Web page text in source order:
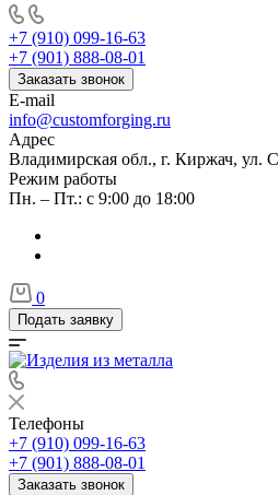
+7 (910) 099-16-63
+7 (901) 888-08-01
Заказать звонок
E-mail
info@customforging.ru
Адрес
Владимирская обл., г. Киржач, ул.
Режим работы
Пн. – Пт.: с 9:00 до 18:00
0
Подать заявку
Телефоны
+7 (910) 099-16-63
+7 (901) 888-08-01
Заказать звонок